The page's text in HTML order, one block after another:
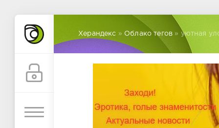
Херандекс » Облако тегов » уютная